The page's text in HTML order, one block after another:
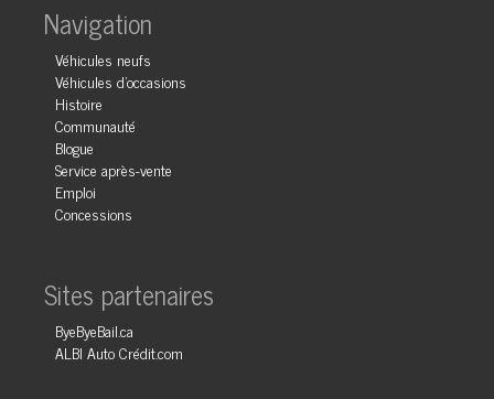
Navigation
Véhicules neufs
Véhicules d'occasions
Histoire
Communauté
Blogue
Service après-vente
Emploi
Concessions
Sites partenaires
ByeByeBail.ca
ALBI Auto Crédit.com